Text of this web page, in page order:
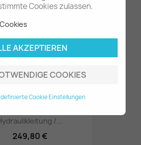
Cookies zulassen.
AKZEPTIEREN
COOKIES
Cookie Einstellungen
/...
249,80 €